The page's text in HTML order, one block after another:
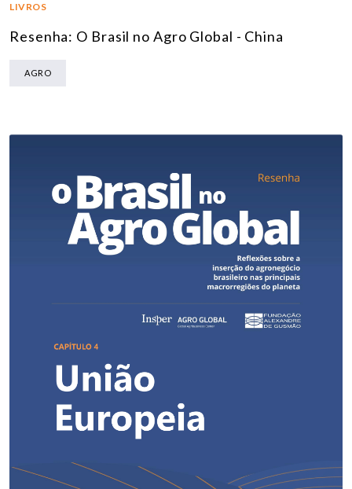
LIVROS
Resenha: O Brasil no Agro Global - China
AGRO